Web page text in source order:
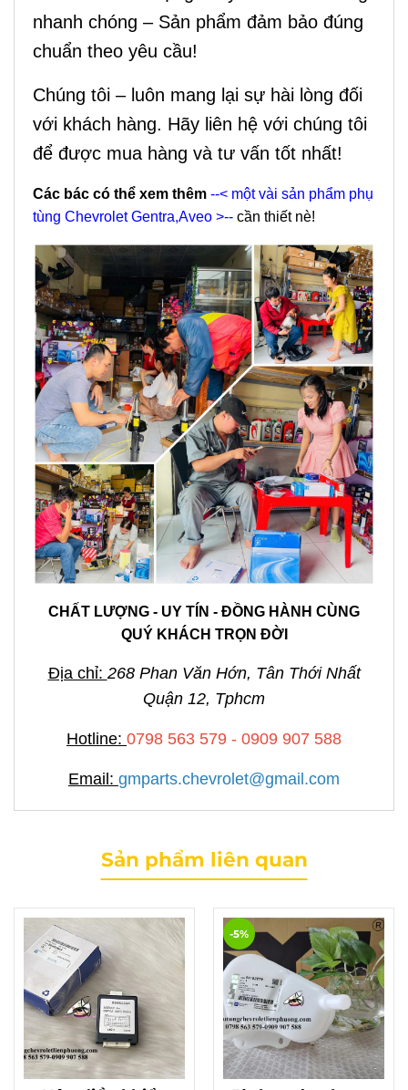
nhanh chóng – Sản phẩm đảm bảo đúng
chuẩn theo yêu cầu!
Chúng tôi – luôn mang lại sự hài lòng đối
với khách hàng. Hãy liên hệ với chúng tôi
để được mua hàng và tư vấn tốt nhất!
Các bác có thể xem thêm --< một vài sản phẩm phụ
tùng Chevrolet Gentra,Aveo >-- cần thiết nè!
CHẤT LƯỢNG - UY TÍN - ĐỒNG HÀNH CÙNG
QUÝ KHÁCH TRỌN ĐỜI
Địa chỉ: 268 Phan Văn Hớn, Tân Thới Nhất
Quận 12, Tphcm
Hotline: 0798 563 579 - 0909 907 588
Email: gmparts.chevrolet@gmail.com
Sản phẩm liên quan
-5%